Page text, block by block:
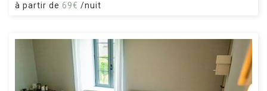
à partir de 69€ /nuit